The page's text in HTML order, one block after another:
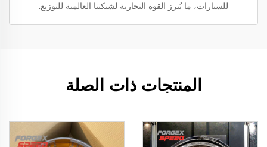
للسيارات، ما يُبرز القوة التجارية لشبكتنا العالمية للتوزيع.
المنتجات ذات الصلة